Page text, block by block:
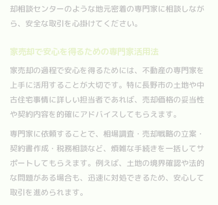
却相談センターのような地元密着の専門家に相談しなが
ら、安全な取引を心掛けてください。
家売却で安心を得るための専門家活用法
家売却の過程で安心を得るためには、不動産の専門家を
上手に活用することが大切です。特に長野市の土地や中
古住宅事情に詳しい担当者であれば、売却価格の妥当性
や契約内容を的確にアドバイスしてもらえます。
専門家に依頼することで、相場調査・売却戦略の立案・
契約書作成・税務相談など、煩雑な手続きを一括してサ
ポートしてもらえます。例えば、土地の境界確認や法的
な問題がある場合も、迅速に対処できるため、安心して
取引を進められます。